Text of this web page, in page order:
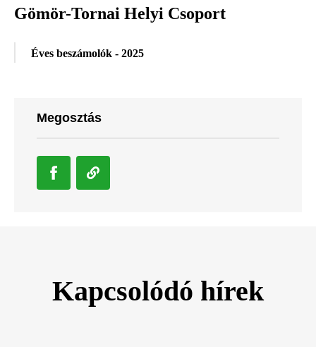
Gömör-Tornai Helyi Csoport
Éves beszámolók - 2025
Megosztás
Kapcsolódó hírek